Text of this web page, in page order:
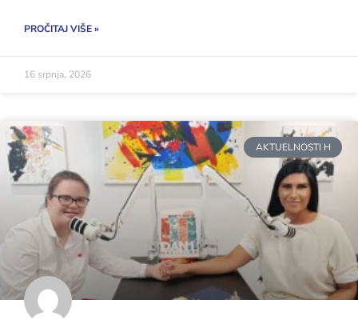
PROČITAJ VIŠE »
16 srpnja, 2026
AKTUELNOSTI H